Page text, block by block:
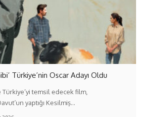
Türkiye’nin Oscar Adayı Oldu
temsil edecek film,
yaptığı Kesilmiş…